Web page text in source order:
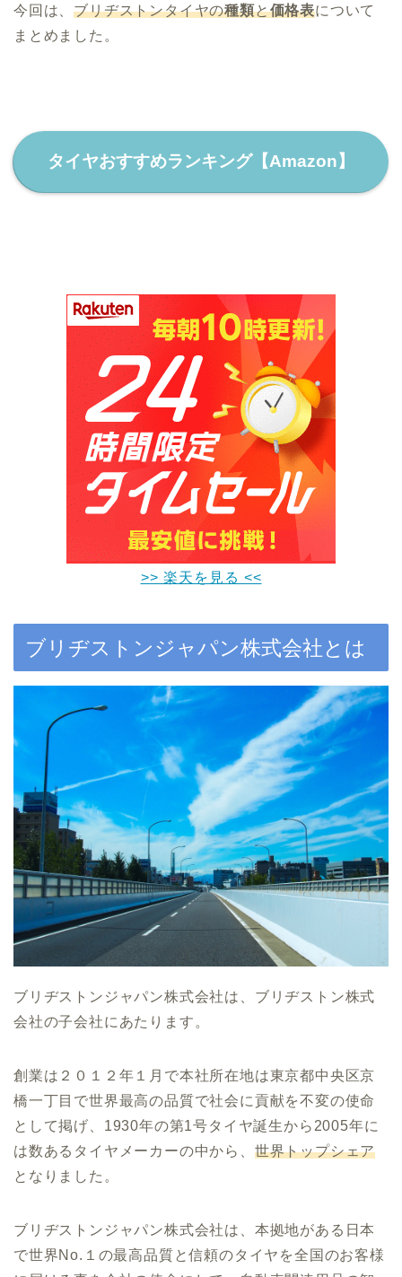
今回は、ブリヂストンタイヤの種類と価格表について
まとめました。
タイヤおすすめランキング【Amazon】
>> 楽天を見る <<
ブリヂストンジャパン株式会社とは
ブリヂストンジャパン株式会社は、ブリヂストン株式
会社の子会社にあたります。
創業は２０１２年１月で本社所在地は東京都中央区京
橋一丁目で世界最高の品質で社会に貢献を不変の使命
として掲げ、1930年の第1号タイヤ誕生から2005年に
は数あるタイヤメーカーの中から、 世界トップシェア
となりました。
ブリヂストンジャパン株式会社は、本拠地がある日本
で世界No.１の最高品質と信頼のタイヤを全国のお客様